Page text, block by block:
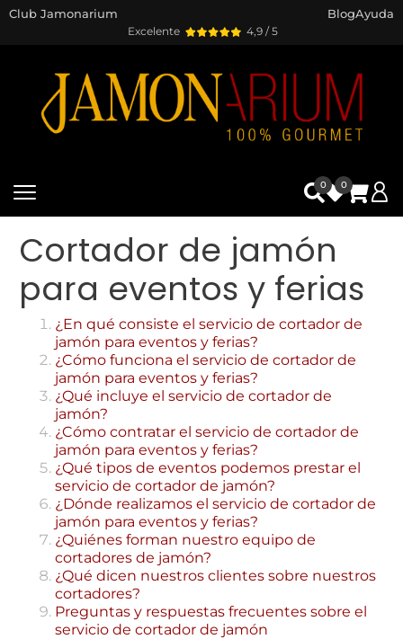
Excelente 4,9 / 5
Club Jamonarium BlogAyuda
0 0
Cortador de jamón
para eventos y ferias
¿En qué consiste el servicio de cortador de
jamón para eventos y ferias?
¿Cómo funciona el servicio de cortador de
jamón para eventos y ferias?
¿Qué incluye el servicio de cortador de
jamón?
¿Cómo contratar el servicio de cortador de
jamón para eventos y ferias?
¿Qué tipos de eventos podemos prestar el
servicio de cortador de jamón?
¿Dónde realizamos el servicio de cortador de
jamón para eventos y ferias?
¿Quiénes forman nuestro equipo de
cortadores de jamón?
¿Qué dicen nuestros clientes sobre nuestros
cortadores?
Preguntas y respuestas frecuentes sobre el
servicio de cortador de jamón